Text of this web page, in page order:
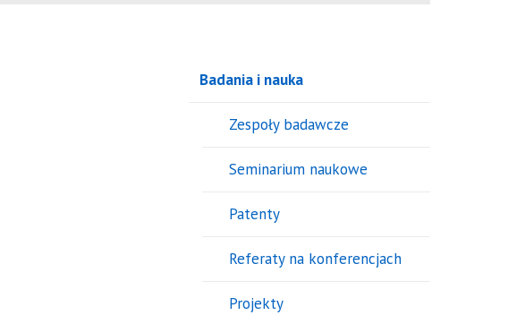
Badania i nauka
Zespoły badawcze
Seminarium naukowe
Patenty
Referaty na konferencjach
Projekty